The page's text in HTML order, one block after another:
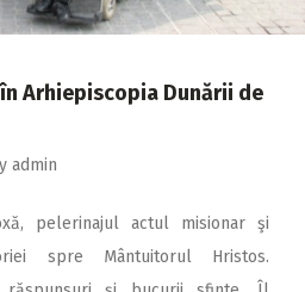
Arhiepiscopia Dunării de
admin
pelerinajul actul misionar şi
spre Mântuitorul Hristos.